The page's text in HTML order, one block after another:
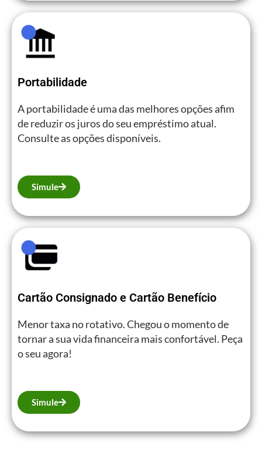
Portabilidade
A portabilidade é uma das melhores opções afim
de reduzir os juros do seu empréstimo atual.
Consulte as opções disponíveis.
Simule
Cartão Consignado e Cartão Benefício
Menor taxa no rotativo. Chegou o momento de
tornar a sua vida financeira mais confortável. Peça
o seu agora!
Simule